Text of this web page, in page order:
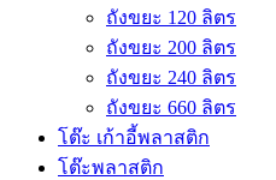
ถังขยะ 120 ลิตร
ถังขยะ 200 ลิตร
ถังขยะ 240 ลิตร
ถังขยะ 660 ลิตร
โต๊ะ เก้าอี้พลาสติก
โต๊ะพลาสติก